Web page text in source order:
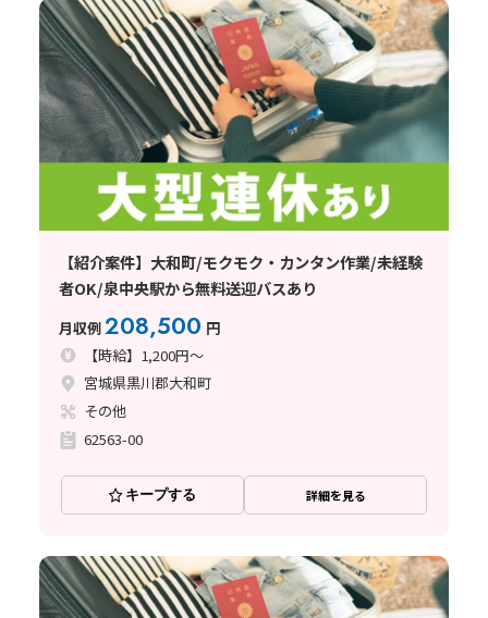
【紹介案件】大和町/モクモク・カンタン作業/未経験
者OK/泉中央駅から無料送迎バスあり
月収例208,500 円
【時給】1,200円～
宮城県黒川郡大和町
その他
62563-00
キープする 詳細を見る